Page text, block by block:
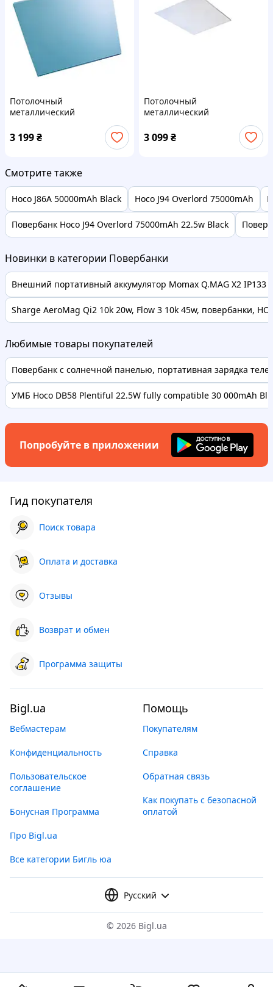
Потолочный
металлический
обогреватели HSteel ISHC
6060 R
3 199₴
Потолочный
металлический
обогреватели HSteel ISHC
6060 W
3 099₴
Смотрите также
Hoco J86A 50000mAh Black Hoco J94 Overlord 75000mAh
Повербанк Hoco J94 Overlord 75000mAh 22.5w Black
Новинки в категории Повербанки
Внешний портативный аккумулятор Momax Q.MAG X2 IP133
Sharge AeroMag Qi2 10k 20w, Flow 3 10k 45w, повербанки,
Любимые товары покупателей
Повербанк с солнечной панелью, портативная зарядка
УМБ Hoco DB58 Plentiful 22.5W fully compatible 30 000mAh
Попробуйте в приложении
Гид покупателя
Поиск товара
Оплата и доставка
Отзывы
Возврат и обмен
Программа защиты
Bigl.ua
Вебмастерам
Конфиденциальность
Пользовательское
соглашение
Бонусная Программа
Про Bigl.ua
Все категории Бигль юа
Помощь
Покупателям
Справка
Обратная связь
Как покупать с безопасной
оплатой
Русский
© 2026 Bigl.ua